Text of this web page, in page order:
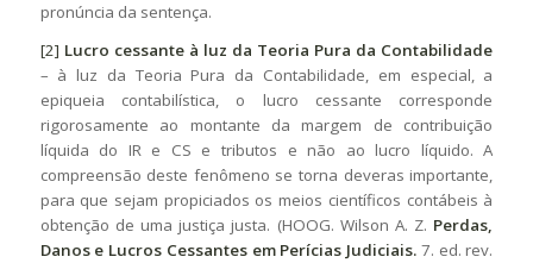
pronúncia da sentença.
[2] Lucro cessante à luz da Teoria Pura da Contabilidade
– à luz da Teoria Pura da Contabilidade, em especial, a
epiqueia contabilística, o lucro cessante corresponde
rigorosamente ao montante da margem de contribuição
líquida do IR e CS e tributos e não ao lucro líquido. A
compreensão deste fenômeno se torna deveras importante,
para que sejam propiciados os meios científicos contábeis à
obtenção de uma justiça justa. (HOOG. Wilson A. Z. Perdas,
Danos e Lucros Cessantes em Perícias Judiciais. 7. ed. rev.